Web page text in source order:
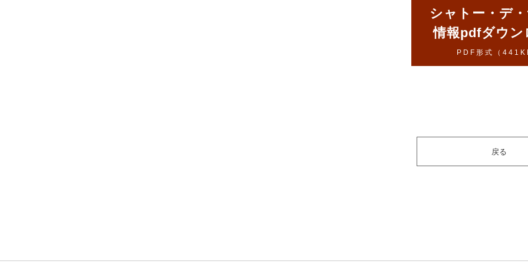
シャトー・デ
情報pdfダウン
PDF形式（
戻る